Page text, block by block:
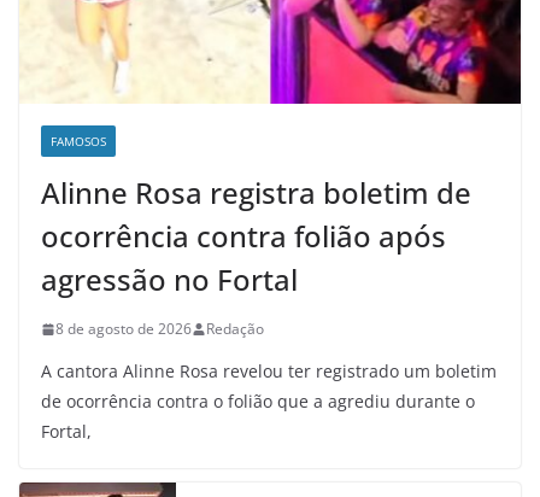
FAMOSOS
Alinne Rosa registra boletim de
ocorrência contra folião após
agressão no Fortal
8 de agosto de 2026 Redação
A cantora Alinne Rosa revelou ter registrado um boletim
de ocorrência contra o folião que a agrediu durante o
Fortal,